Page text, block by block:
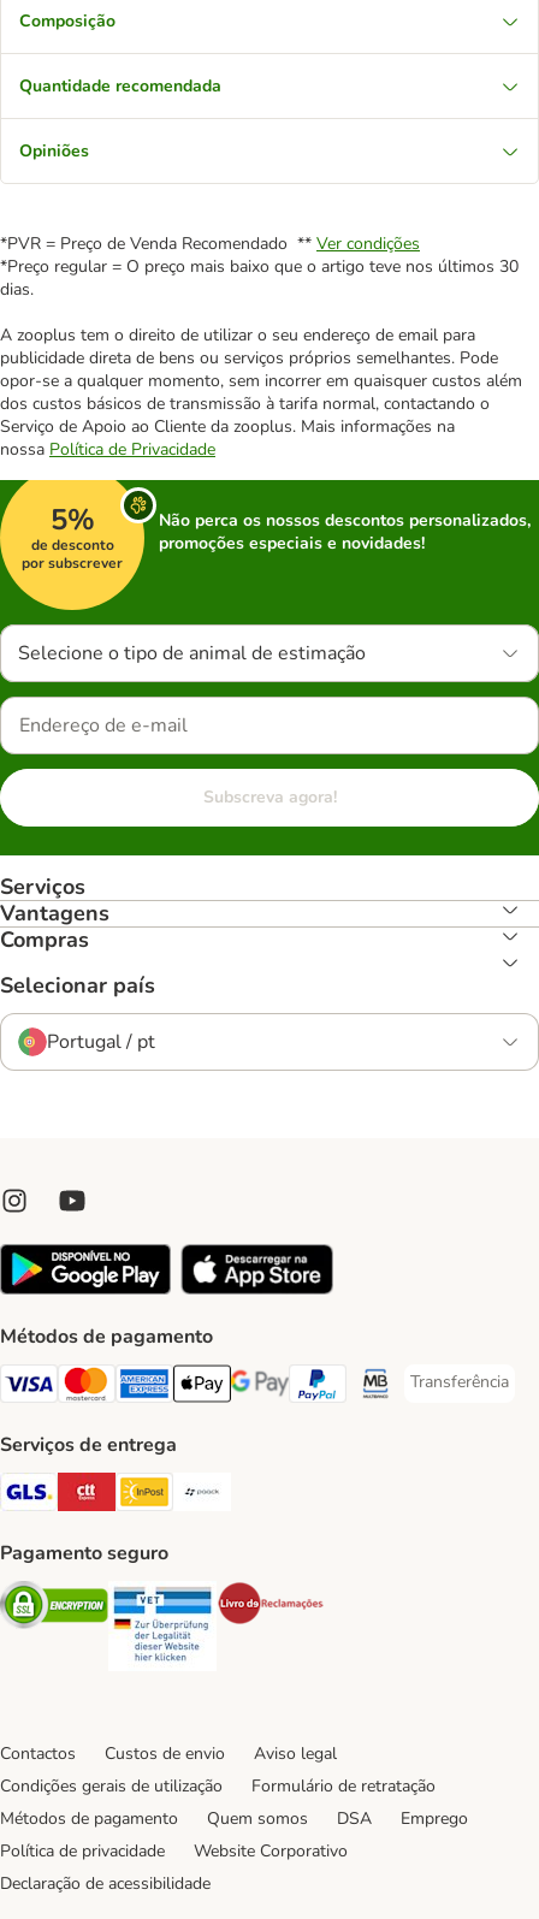
Composição
Quantidade recomendada
Opiniões
*PVR = Preço de Venda Recomendado ** Ver condições
*Preço regular = O preço mais baixo que o artigo teve nos últimos 30
dias.
A zooplus tem o direito de utilizar o seu endereço de email para
publicidade direta de bens ou serviços próprios semelhantes. Pode
opor-se a qualquer momento, sem incorrer em quaisquer custos além
dos custos básicos de transmissão à tarifa normal, contactando o
Serviço de Apoio ao Cliente da zooplus. Mais informações na
nossa Política de Privacidade
5%
de desconto
por subscrever
Não perca os nossos descontos personalizados,
promoções especiais e novidades!
Selecione o tipo de animal de estimação
Subscreva agora!
Serviços
Vantagens
Compras
Selecionar país
Portugal / pt
Métodos de pagamento
Visa Payment Method
Mastercard Payment Method
American Express Payment Method
Apple Pay Payment Method
Google Pay Payment Method
PayPal Payment Method
Multibanco Payment
Transferência
Transferência
Serviços de entrega
GLS Shipping Method
CTTExpress Shipping Method
InPost Shipping Method
Pagamento seguro
Security Security
Contactos Custos de envio
Aviso legal
Condições gerais de utilização
Formulário de retratação
Métodos de pagamento
Quem somos DSA
Emprego
Política de privacidade
Website Corporativo
Declaração de acessibilidade